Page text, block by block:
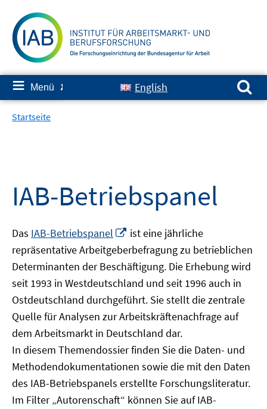
zum
Inhalt
≡ Menü ✘ English
Suchen nach:
Startseite
IAB-Betriebspanel
Das IAB-Betriebspanel
In
neuem
Fenster
öffnen
ist eine jährliche
repräsentative Arbeitgeberbefragung zu betrieblichen
Determinanten der Beschäftigung. Die Erhebung wird
seit 1993 in Westdeutschland und seit 1996 auch in
Ostdeutschland durchgeführt. Sie stellt die zentrale
Quelle für Analysen zur Arbeitskräftenachfrage auf
dem Arbeitsmarkt in Deutschland dar.
In diesem Themendossier finden Sie die Daten- und
Methodendokumentationen sowie die mit den Daten
des IAB-Betriebspanels erstellte Forschungsliteratur.
Im Filter „Autorenschaft“ können Sie auf IAB-